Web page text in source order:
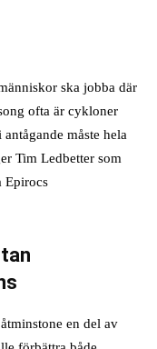
ska jobba där
ofta är cykloner
måste hela
Tim Ledbetter som
Epirocs
en del av